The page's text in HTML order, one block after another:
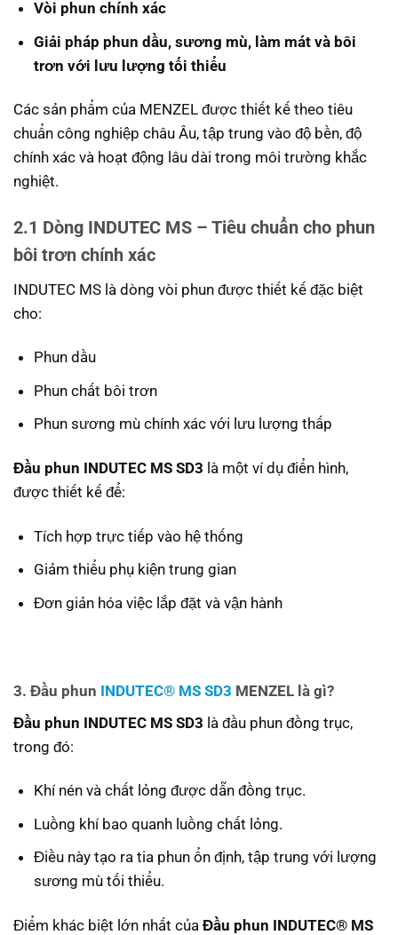
Vòi phun chính xác
Giải pháp phun dầu, sương mù, làm mát và bôi
trơn với lưu lượng tối thiểu
Các sản phẩm của MENZEL được thiết kế theo tiêu
chuẩn công nghiệp châu Âu, tập trung vào độ bền, độ
chính xác và hoạt động lâu dài trong môi trường khắc
nghiệt.
2.1 Dòng INDUTEC MS – Tiêu chuẩn cho phun
bôi trơn chính xác
INDUTEC MS là dòng vòi phun được thiết kế đặc biệt
cho:
Phun dầu
Phun chất bôi trơn
Phun sương mù chính xác với lưu lượng thấp
Đầu phun INDUTEC MS SD3 là một ví dụ điển hình,
được thiết kế để:
Tích hợp trực tiếp vào hệ thống
Giảm thiểu phụ kiện trung gian
Đơn giản hóa việc lắp đặt và vận hành
3. Đầu phun INDUTEC® MS SD3 MENZEL là gì?
Đầu phun INDUTEC MS SD3 là đầu phun đồng trục,
trong đó:
Khí nén và chất lỏng được dẫn đồng trục.
Luồng khí bao quanh luồng chất lỏng.
Điều này tạo ra tia phun ổn định, tập trung với lượng
sương mù tối thiểu.
Điểm khác biệt lớn nhất của Đầu phun INDUTEC® MS